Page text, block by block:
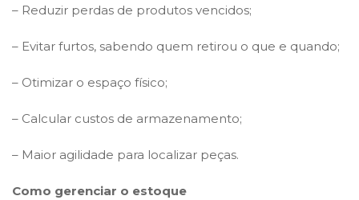
– Reduzir perdas de produtos vencidos;
– Evitar furtos, sabendo quem retirou o que e quando;
– Otimizar o espaço físico;
– Calcular custos de armazenamento;
– Maior agilidade para localizar peças.
Como gerenciar o estoque